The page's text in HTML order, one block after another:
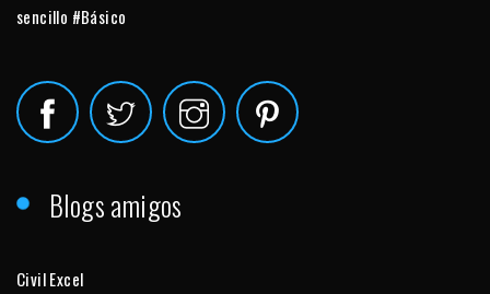
sencillo #Básico
Blogs amigos
Civil Excel